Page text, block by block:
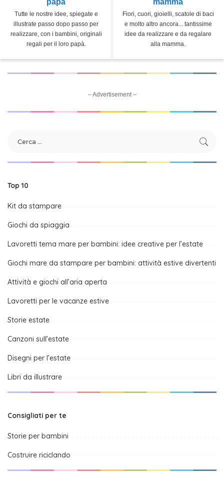
Tutte le nostre idee, spiegate e
illustrate passo dopo passo per
realizzare, con i bambini, originali
regali per il loro papà.
Fiori, cuori, gioielli, scatole di baci
e molto altro ancora... tantissime
idee da realizzare e da regalare
alla mamma.
– Advertisement –
Top 10
Kit da stampare
Giochi da spiaggia
Lavoretti tema mare per bambini: idee creative per l’estate
Giochi mare da stampare per bambini: attività estive divertenti
Attività e giochi all’aria aperta
Lavoretti per le vacanze estive
Storie estate
Canzoni sull’estate
Disegni per l’estate
Libri da illustrare
Consigliati per te
Storie per bambini
Costruire riciclando